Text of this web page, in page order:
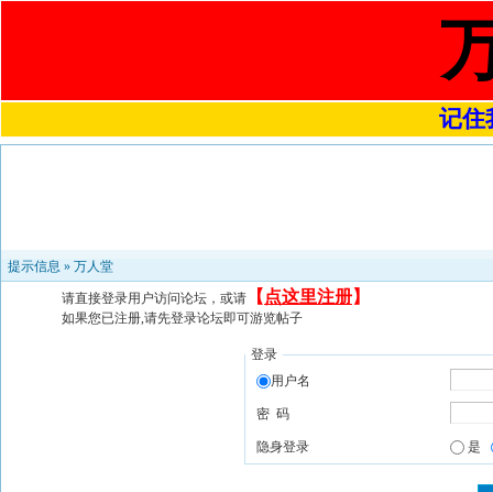
记住
提示信息 » 万人堂
请直接登录用户访问论坛，或请 【 点这里注册】
如果您已注册,请先登录论坛即可游览帖子
登录
用户名
密 码
隐身登录 是